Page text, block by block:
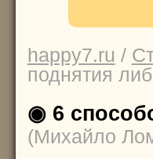
happy7.ru /
поднятия
◉ 6
(Михайло